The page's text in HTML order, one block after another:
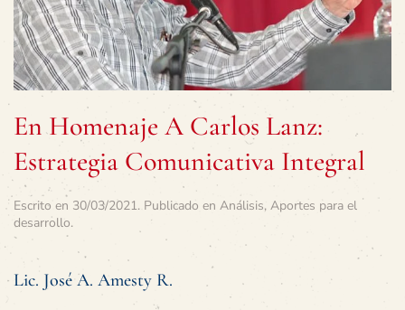
En Homenaje A Carlos Lanz:
Estrategia Comunicativa Integral
Escrito en 30/03/2021. Publicado en Análisis, Aportes para el
desarrollo.
Lic. José A. Amesty R.